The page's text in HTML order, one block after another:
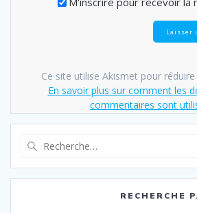
Ce site utilise Akismet pour
En savoir plus sur comment les
commentaires sont
RECHERCHE